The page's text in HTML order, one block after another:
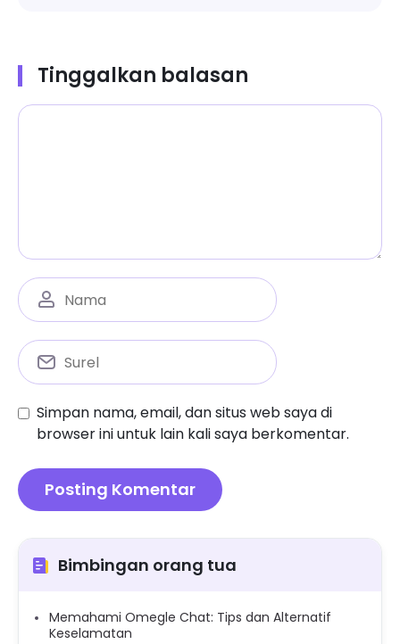
Tinggalkan balasan
Simpan nama, email, dan situs web saya di
browser ini untuk lain kali saya berkomentar.
Bimbingan orang tua
Memahami Omegle Chat: Tips dan Alternatif
Keselamatan